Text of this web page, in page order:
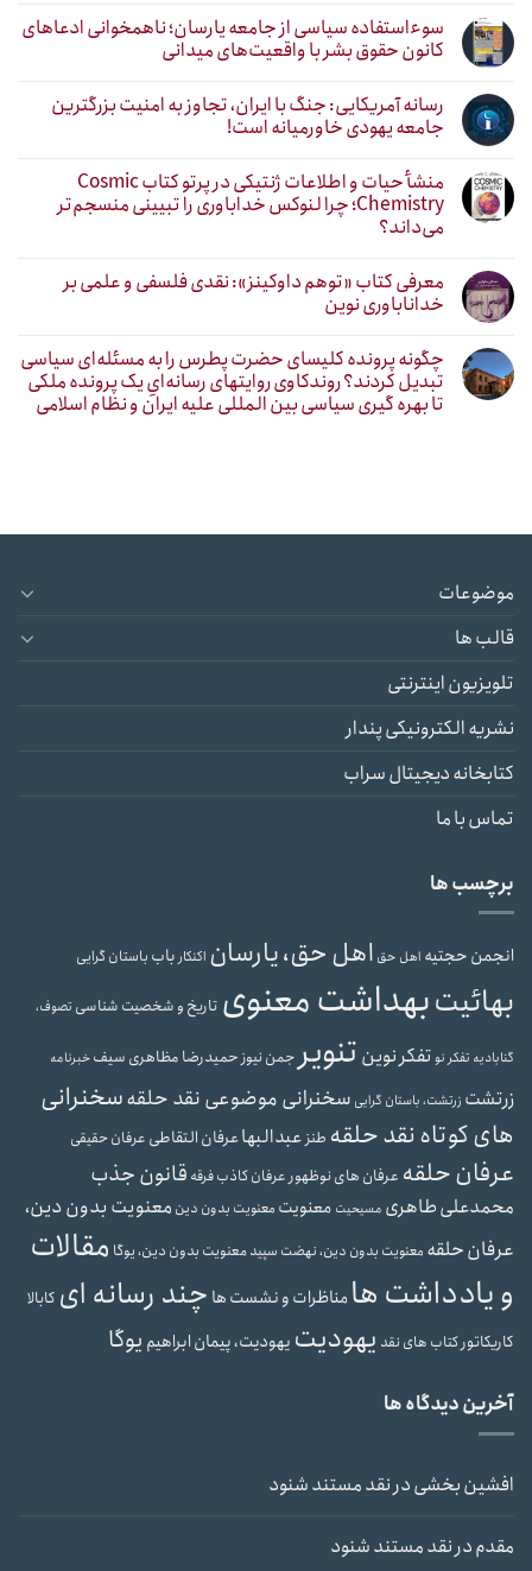
سوءاستفاده سیاسی از جامعه یارسان؛ ناهمخوانی ادعاهای
کانون حقوق بشر با واقعیت‌های میدانی
رسانه آمریکایی: جنگ با ایران، تجاوز به امنیت بزرگترین
جامعه یهودی خاورمیانه است!
منشأ حیات و اطلاعات ژنتیکی در پرتو کتاب Cosmic
Chemistry؛ چرا لنوکس خداباوری را تبیینی منسجم‌تر
می‌داند؟
معرفی کتاب «توهم داوکینز»: نقدی فلسفی و علمی بر
خداناباوری نوین
چگونه پرونده کلیسای حضرت پطرس را به مسئله‌ای سیاسی
تبدیل کردند؟ روندکاوی روایتهای رسانه‌ایِ یک پرونده ملکی
تا بهره گیری سیاسی بین المللی علیه ایران و نظام اسلامی
موضوعات
قالب ها
تلویزیون اینترنتی
نشریه الکترونیکی پندار
کتابخانه دیجیتال سراب
تماس با ما
برچسب ها
انجمن حجتیه اهل حق اهل حق، یارسان اکنکارباب باستان گرایی
بهائیتبهداشت معنوی تاریخ و شخصیت شناسی تصوف،
گنابادیه تفکر نوتفکر نوین تنویر جمن نیوزحمیدرضا مظاهری سیفخبرنامه
زرتشت زرتشت، باستان گرایی سخنرانی موضوعی نقد حلقهسخنرانی
های کوتاه نقد حلقه طنزعبدالبهاعرفان التقاطی عرفان حقیقی
عرفان حلقه عرفان های نوظهورعرفان کاذبفرقه قانون جذب
محمدعلی طاهری مسیحیت معنویت معنویت بدون دین معنویت بدون دین،
عرفان حلقه معنویت بدون دین، نهضت سپیدمعنویت بدون دین، یوگا مقالات
و یادداشت هامناظرات و نشست ها چند رسانه ای کابالا
کاریکاتورکتاب های نقد یهودیت یهودیت، پیمان ابراهیم یوگا
آخرین دیدگاه ها
افشین بخشیدرنقد مستند شنود
مقدمدرنقد مستند شنود